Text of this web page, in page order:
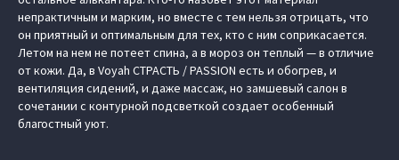
непрактичным и марким, но вместе с тем нельзя отрицать, что
он приятный и оптимальным для тех, кто с ним соприкасается.
Летом на нем не потеет спина, а в мороз он теплый — в отличие
от кожи. Да, в Voyah СТРАСТЬ / PASSION есть и обогрев, и
вентиляция сидений, и даже массаж, но замшевый салон в
сочетании с контурной подсветкой создает особенный
благостный уют.